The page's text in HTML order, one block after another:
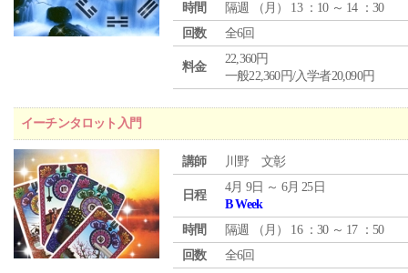
時間
隔週 （ 月 ） 13 ：10 ～ 14 ：30
回数
全6回
料金
22,360円
一般22,360円/入学者20,090円
イーチンタロット入門
講師 川野 文彰
日程
4月 9日 ～ 6月 25日
B Week
時間
隔週 （ 月 ） 16 ：30 ～ 17 ：50
回数
全6回